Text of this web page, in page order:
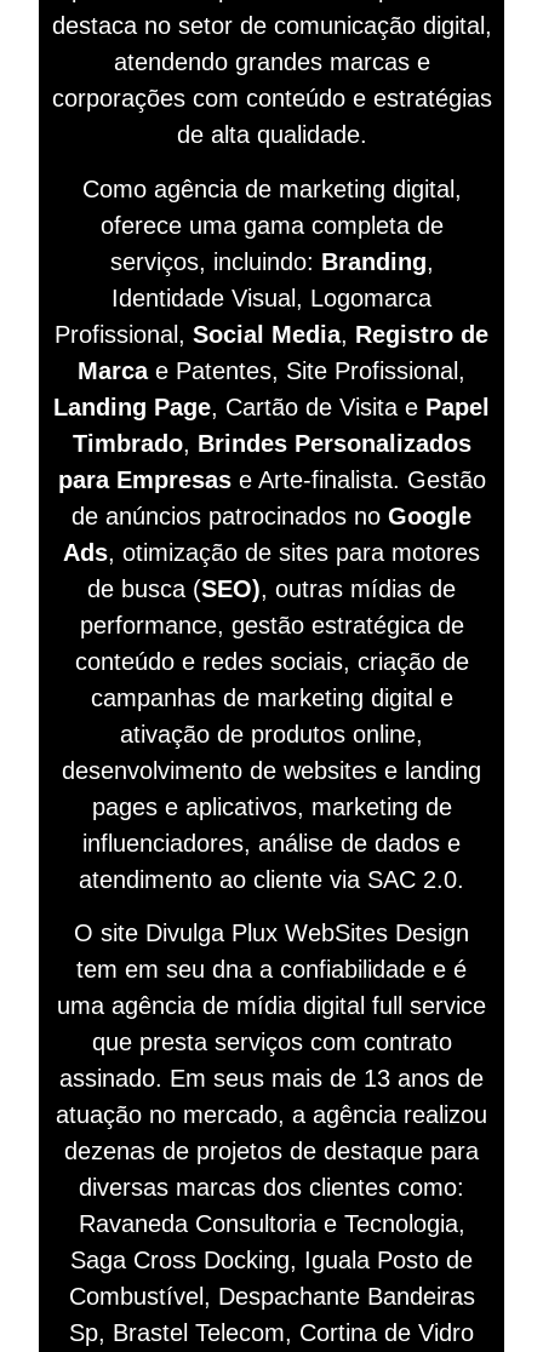
destaca no setor de comunicação digital,
atendendo grandes marcas e
corporações com conteúdo e estratégias
de alta qualidade.
Como agência de marketing digital,
oferece uma gama completa de
serviços, incluindo: Branding,
Identidade Visual, Logomarca
Profissional, Social Media, Registro de
Marca e Patentes, Site Profissional,
Landing Page, Cartão de Visita e Papel
Timbrado, Brindes Personalizados
para Empresas e Arte-finalista. Gestão
de anúncios patrocinados no Google
Ads, otimização de sites para motores
de busca (SEO), outras mídias de
performance, gestão estratégica de
conteúdo e redes sociais, criação de
campanhas de marketing digital e
ativação de produtos online,
desenvolvimento de websites e landing
pages e aplicativos, marketing de
influenciadores, análise de dados e
atendimento ao cliente via SAC 2.0.
O site Divulga Plux WebSites Design
tem em seu dna a confiabilidade e é
uma agência de mídia digital full service
que presta serviços com contrato
assinado. Em seus mais de 13 anos de
atuação no mercado, a agência realizou
dezenas de projetos de destaque para
diversas marcas dos clientes como:
Ravaneda Consultoria e Tecnologia,
Saga Cross Docking, Iguala Posto de
Combustível, Despachante Bandeiras
Sp, Brastel Telecom, Cortina de Vidro